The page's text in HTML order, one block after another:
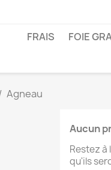
FRAIS
FOIE
Agneau
Aucun
Restez
qu'ils